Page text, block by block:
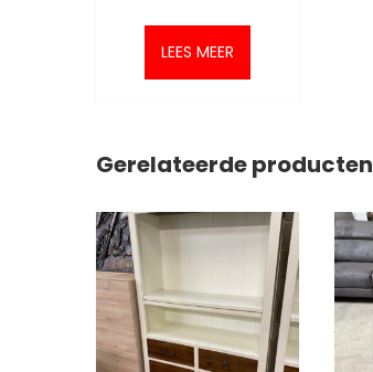
was:
€599.00.
LEES MEER
Gerelateerde producten